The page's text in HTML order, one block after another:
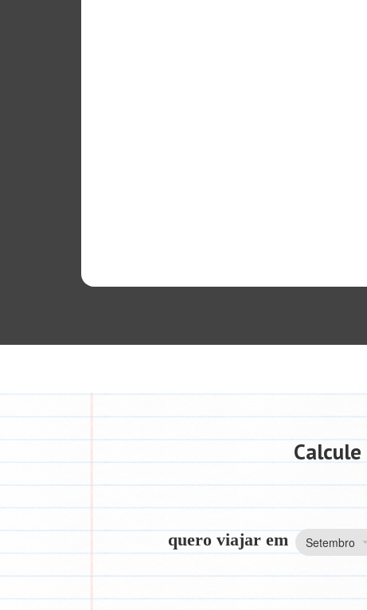
Calcule
quero viajar em Setembro